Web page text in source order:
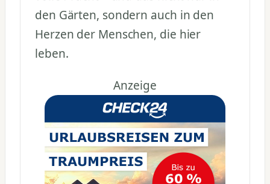
den Gärten, sondern auch in den
Herzen der Menschen, die hier
leben.
Anzeige